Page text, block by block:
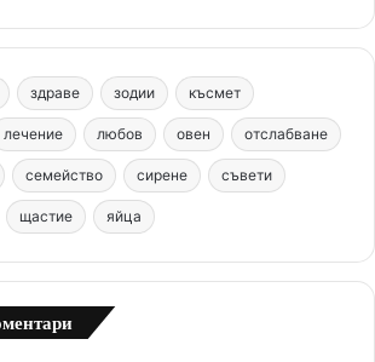
t
e
r
e
s
t
T
u
b
e
t
a
g
r
m
c
m
здраве зодии късмет
лечение любов овен отслабване
семейство сирене съвети
щастие яйца